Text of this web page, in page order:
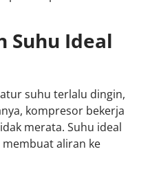
Suhu Ideal
suhu terlalu dingin,
kompresor bekerja
merata. Suhu ideal
membuat aliran ke